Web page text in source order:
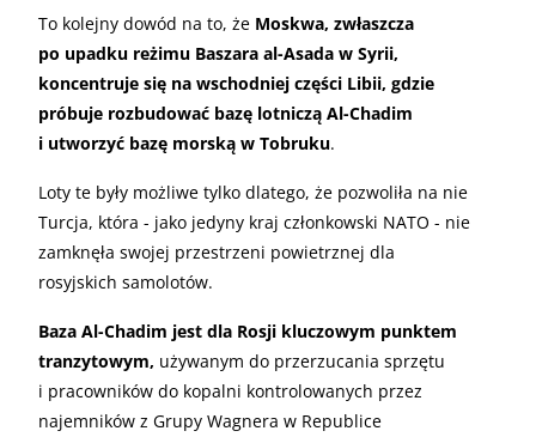
To kolejny dowód na to, że Moskwa, zwłaszcza
po upadku reżimu Baszara al-Asada w Syrii,
koncentruje się na wschodniej części Libii, gdzie
próbuje rozbudować bazę lotniczą Al-Chadim
i utworzyć bazę morską w Tobruku.
Loty te były możliwe tylko dlatego, że pozwoliła na nie
Turcja, która - jako jedyny kraj członkowski NATO - nie
zamknęła swojej przestrzeni powietrznej dla
rosyjskich samolotów.
Baza Al-Chadim jest dla Rosji kluczowym punktem
tranzytowym, używanym do przerzucania sprzętu
i pracowników do kopalni kontrolowanych przez
najemników z Grupy Wagnera w Republice